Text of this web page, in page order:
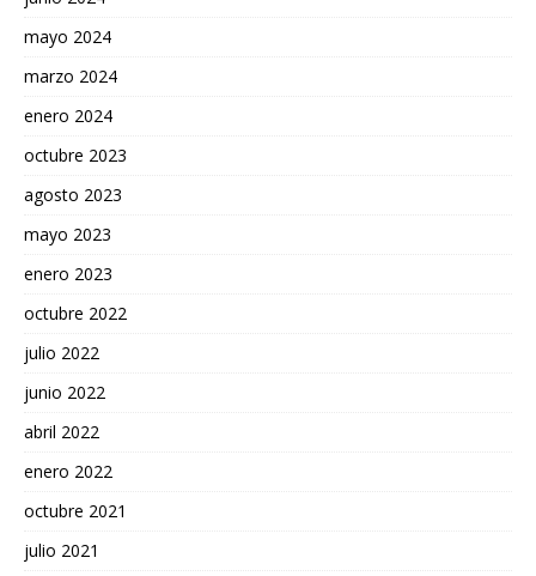
mayo 2024
marzo 2024
enero 2024
octubre 2023
agosto 2023
mayo 2023
enero 2023
octubre 2022
julio 2022
junio 2022
abril 2022
enero 2022
octubre 2021
julio 2021